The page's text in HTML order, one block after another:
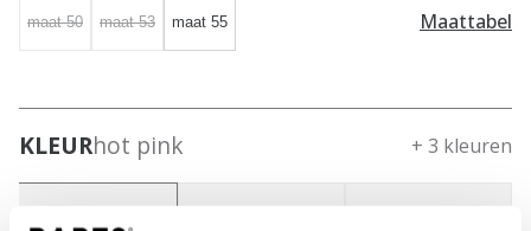
maat 50 maat 53 maat 55 Maattabel
KLEURhot pink + 3 kleuren